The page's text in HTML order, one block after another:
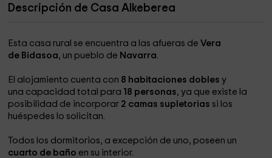
Descripción de Casa Alkeberea
Esta casa rural se encuentra a las afueras deVera
de Bidasoa, un pueblo de Navarra.
El alojamiento cuenta con 8 habitaciones doblesy
una capacidad total para 18 personas, ya que existe la
posibilidad de incorporar 2 camas supletorias si los
huéspedes lo solicitan.
Todos los dormitorios, a excepción de uno, poseen un
cuarto de baño en su interior.